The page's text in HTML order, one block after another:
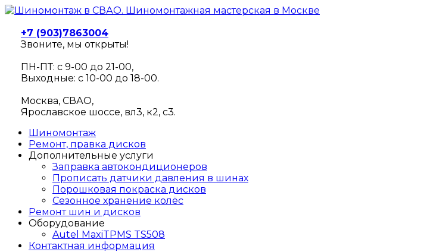
+7 (903)7863004
Звоните, мы открыты!
ПН-ПТ: с 9-00 до 21-00,
Выходные: с 10-00 до 18-00.
Москва, СВАО,
Ярославское шоссе, вл3, к2, с3.
Шиномонтаж
Ремонт, правка дисков
Дополнительные услуги
Заправка автокондиционеров
Прописать датчики давления в шинах
Порошковая покраска дисков
Сезонное хранение колёс
Ремонт шин и дисков
Оборудование
Autel MaxiTPMS TS508
Контактная информация